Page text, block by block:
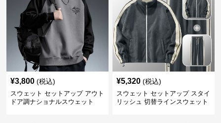
¥3,800 (税込)
スウェット セットアップ アウト
ドア調ナショナルスウェット
¥5,320 (税込)
スウェット セットアップ スタイ
リッシュ 切替ラインスウェット